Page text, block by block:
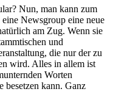
Nun, man kann zum
Newsgroup eine neue
am Zug. Wenn sie
und
die nur der zu
wird. Alles in allem ist
Worten
besetzen kann. Ganz